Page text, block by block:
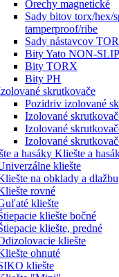
Orechy magnetické
Sady bitov torx/hex/
tamperproof/ribe
Sady nástavcov
Bity Yato NON-
Bity TORX
Bity PH
skrutkovače
Pozidriv izolované
Izolované
Izolované
Izolované
Kliešte a
kliešte
na obklady a dlažbu
rovné
kliešte
kliešte bočné
kliešte, predné
kliešte
ohnuté
kliešte